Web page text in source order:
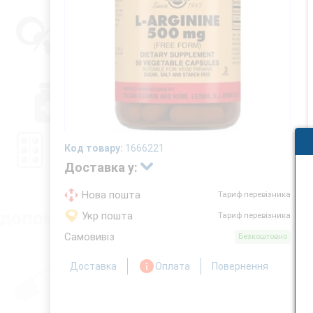
Код товару: 1666221
Доставка у:
Нова пошта Тариф перевізника
Укр пошта Тариф перевізника
Самовивіз Безкоштовно
Доставка Оплата Повернення